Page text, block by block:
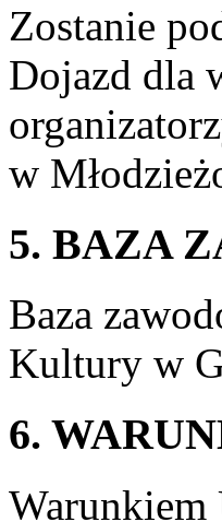
Zostanie
Dojazd dla
w
5. BAZA
Baza
Kultury w
6.
Warunkiem